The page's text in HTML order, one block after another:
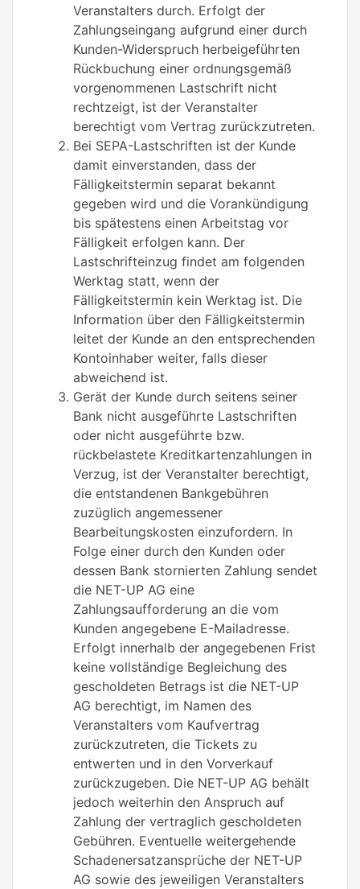
Veranstalters durch. Erfolgt der
Zahlungseingang aufgrund einer durch
Kunden-Widerspruch herbeigeführten
Rückbuchung einer ordnungsgemäß
vorgenommenen Lastschrift nicht
rechtzeigt, ist der Veranstalter
berechtigt vom Vertrag zurückzutreten.
Bei SEPA-Lastschriften ist der Kunde
damit einverstanden, dass der
Fälligkeitstermin separat bekannt
gegeben wird und die Vorankündigung
bis spätestens einen Arbeitstag vor
Fälligkeit erfolgen kann. Der
Lastschrifteinzug findet am folgenden
Werktag statt, wenn der
Fälligkeitstermin kein Werktag ist. Die
Information über den Fälligkeitstermin
leitet der Kunde an den entsprechenden
Kontoinhaber weiter, falls dieser
abweichend ist.
Gerät der Kunde durch seitens seiner
Bank nicht ausgeführte Lastschriften
oder nicht ausgeführte bzw.
rückbelastete Kreditkartenzahlungen in
Verzug, ist der Veranstalter berechtigt,
die entstandenen Bankgebühren
zuzüglich angemessener
Bearbeitungskosten einzufordern. In
Folge einer durch den Kunden oder
dessen Bank stornierten Zahlung sendet
die NET-UP AG eine
Zahlungsaufforderung an die vom
Kunden angegebene E-Mailadresse.
Erfolgt innerhalb der angegebenen Frist
keine vollständige Begleichung des
gescholdeten Betrags ist die NET-UP
AG berechtigt, im Namen des
Veranstalters vom Kaufvertrag
zurückzutreten, die Tickets zu
entwerten und in den Vorverkauf
zurückzugeben. Die NET-UP AG behält
jedoch weiterhin den Anspruch auf
Zahlung der vertraglich gescholdeten
Gebühren. Eventuelle weitergehende
Schadenersatzansprüche der NET-UP
AG sowie des jeweiligen Veranstalters